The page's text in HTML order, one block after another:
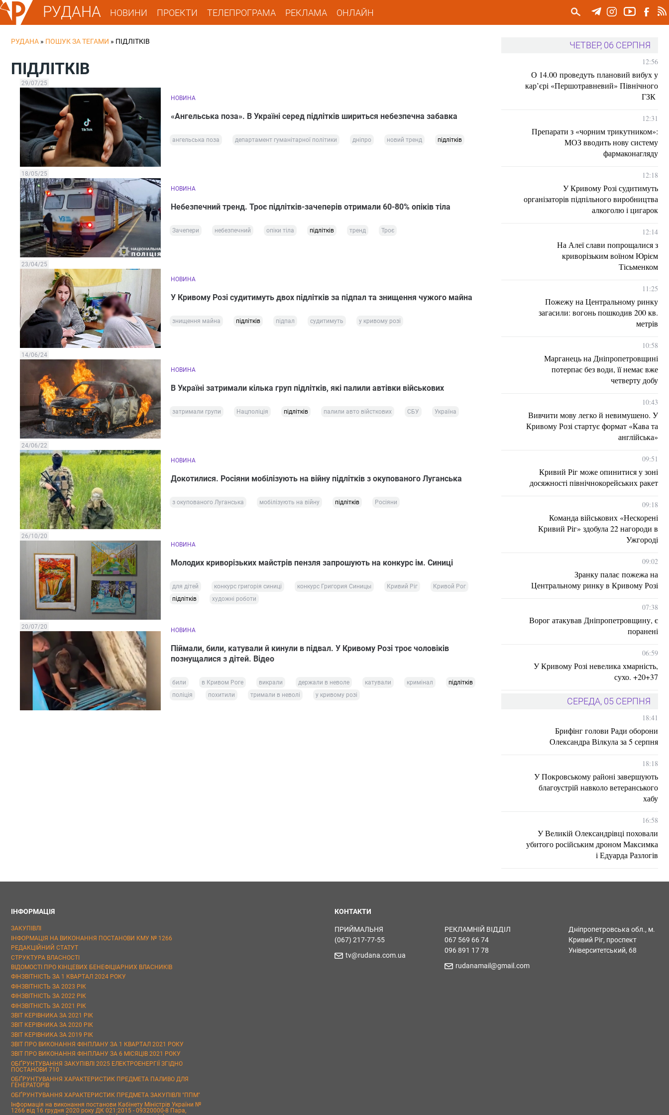
РУДАНА НОВИНИ ПРОЕКТИ ТЕЛЕПРОГРАМА РЕКЛАМА ОНЛАЙН
РУДАНА » ПОШУК ЗА ТЕГАМИ » ПІДЛІТКІВ
ПІДЛІТКІВ
29/07/25
НОВИНА
«Ангельська поза». В Україні серед підлітків шириться небезпечна забавка
ангельська поза департамент гуманітарної політики дніпро новий тренд підлітків
18/05/25
НОВИНА
Небезпечний тренд. Троє підлітків-зачеперів отримали 60-80% опіків тіла
Зачепери небезпечний опіки тіла підлітків тренд Троє
23/04/25
НОВИНА
У Кривому Розі судитимуть двох підлітків за підпал та знищення чужого майна
знищення майна підлітків підпал судитимуть у кривому розі
14/06/24
НОВИНА
В Україні затримали кілька груп підлітків, які палили автівки військових
затримали групи Нацполіція підлітків палили авто війсткових СБУ Україна
24/06/22
НОВИНА
Докотилися. Росіяни мобілізують на війну підлітків з окупованого Луганська
з окупованого Луганська мобілізують на війну підлітків Росіяни
26/10/20
НОВИНА
Молодих криворізьких майстрів пензля запрошують на конкурс ім. Синиці
для дітей конкурс григорія синиці конкурс Григория Синицы Кривий Ріг
Кривой Рог
підлітків
художні роботи
20/07/20 НОВИНА
Піймали, били, катували й кинули в підвал. У Кривому Розі троє чоловіків
познущалися з дітей. Відео
били в Кривом Роге викрали держали в неволе катували кримінал
підлітків
поліція
похитили тримали в неволі у кривому розі
ЧЕТВЕР, 06 СЕРПНЯ
12:56
О 14.00 проведуть плановий вибух у
кар’єрі «Першотравневий» Північного
ГЗК
12:31
Препарати з «чорним трикутником»:
МОЗ вводить нову систему
фармаконагляду
12:18
У Кривому Розі судитимуть
організаторів підпільного виробництва
алкоголю і цигарок
12:14
На Алеї слави попрощалися з
криворізьким воїном Юрієм
Тісьменком
11:25
Пожежу на Центральному ринку
загасили: вогонь пошкодив 200 кв.
метрів
10:58
Марганець на Дніпропетровщині
потерпає без води, її немає вже
четверту добу
10:43
Вивчити мову легко й невимушено. У
Кривому Розі стартує формат «Кава та
англійська»
09:51
Кривий Ріг може опинитися у зоні
досяжності північнокорейських ракет
09:18
Команда військових «Нескорені
Кривий Ріг» здобула 22 нагороди в
Ужгороді
09:02
Зранку палає пожежа на
Центральному ринку в Кривому Розі
07:38
Ворог атакував Дніпропетровщину, є
поранені
06:59
У Кривому Розі невелика хмарність,
сухо. +20+37
СЕРЕДА, 05 СЕРПНЯ
18:41
Брифінг голови Ради оборони
Олександра Вілкула за 5 серпня
18:18
У Покровському районі завершують
благоустрій навколо ветеранського
хабу
16:58
У Великій Олександрівці поховали
убитого російським дроном Максимка
і Едуарда Разлогів
ІНФОРМАЦІЯ
ЗАКУПІВЛІ
ІНФОРМАЦІЯ НА ВИКОНАННЯ ПОСТАНОВИ КМУ № 1266
РЕДАКЦІЙНИЙ СТАТУТ
СТРУКТУРА ВЛАСНОСТІ
ВІДОМОСТІ ПРО КІНЦЕВИХ БЕНЕФІЦІАРНИХ ВЛАСНИКІВ
ФІНЗВІТНІСТЬ ЗА 1 КВАРТАЛ 2024 РОКУ
ФІНЗВІТНІСТЬ ЗА 2023 РІК
ФІНЗВІТНІСТЬ ЗА 2022 РІК
ФІНЗВІТНІСТЬ ЗА 2021 РІК
ЗВІТ КЕРІВНИКА ЗА 2021 РІК
ЗВІТ КЕРІВНИКА ЗА 2020 РІК
ЗВІТ КЕРІВНИКА ЗА 2019 РІК
ЗВІТ ПРО ВИКОНАННЯ ФІНПЛАНУ ЗА 1 КВАРТАЛ 2021 РОКУ
ЗВІТ ПРО ВИКОНАННЯ ФІНПЛАНУ ЗА 6 МІСЯЦІВ 2021 РОКУ
ОБҐРУНТУВАННЯ ЗАКУПІВЛІ 2025 ЕЛЕКТРОЕНЕРГІЇ ЗГІДНО
ПОСТАНОВИ 710
ОБҐРУНТУВАННЯ ХАРАКТЕРИСТИК ПРЕДМЕТА ПАЛИВО ДЛЯ
ГЕНЕРАТОРІВ
ОБҐРУНТУВАННЯ ХАРАКТЕРИСТИК ПРЕДМЕТА ЗАКУПІВЛІ "ППМ"
Інформація на виконання постанови Кабінету Міністрів України №
1266 від 16 грудня 2020 року ДК 021:2015 - 09320000-8 Пара,
КОНТАКТИ
ПРИЙМАЛЬНЯ
(067) 217-77-55
tv@rudana.com.ua
РЕКЛАМНІЙ ВІДДІЛ
067 569 66 74
096 891 17 78
rudanamail@gmail.com
Дніпропетровська обл., м.
Кривий Ріг, проспект
Університетський, 68